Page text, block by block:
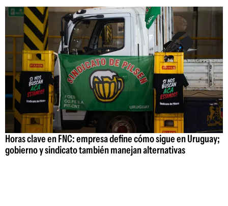
Horas clave en FNC: empresa define cómo sigue en Uruguay;
gobierno y sindicato también manejan alternativas